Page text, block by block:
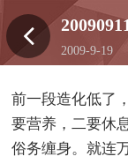
2009-9-19
23:39:48
前一段造化低了
要营养，二要休
俗务缠身。就连